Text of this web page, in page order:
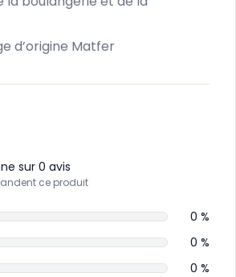
d’origine Matfer
sur 0 avis
ce produit
0 %
0 %
0 %